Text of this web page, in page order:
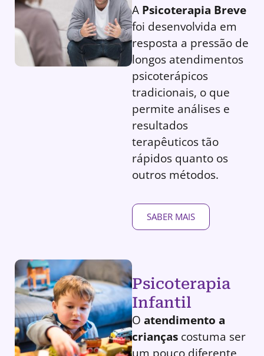
A Psicoterapia Breve
foi desenvolvida em
resposta a pressão de
longos atendimentos
psicoterápicos
tradicionais, o que
permite análises e
resultados
terapêuticos tão
rápidos quanto os
outros métodos.
SABER MAIS
Psicoterapia
Infantil
O atendimento a
crianças costuma ser
um pouco diferente